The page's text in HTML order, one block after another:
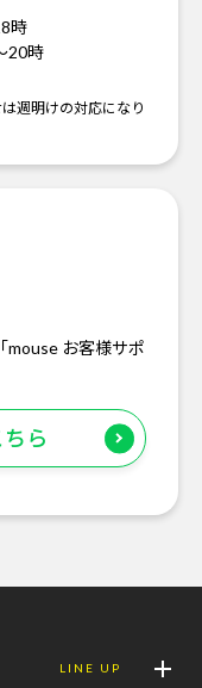
時
20時
週明けの対応になり
mouse お客様サポ
ら
LINE UP